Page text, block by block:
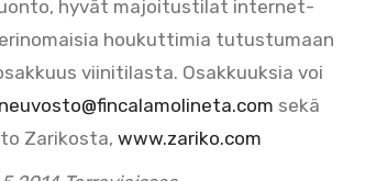
hyvät majoitustilat internet-
houkuttimia tutustumaan
viinitilasta. Osakkuuksia voi
sekä
Zarikosta, www.zariko.com